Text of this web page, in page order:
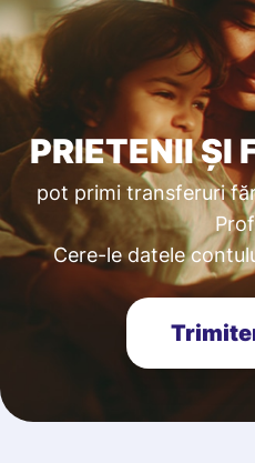
PRIETENII ȘI
pot primi transferuri
Cere-le datele